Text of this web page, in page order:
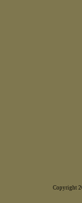
Copyright